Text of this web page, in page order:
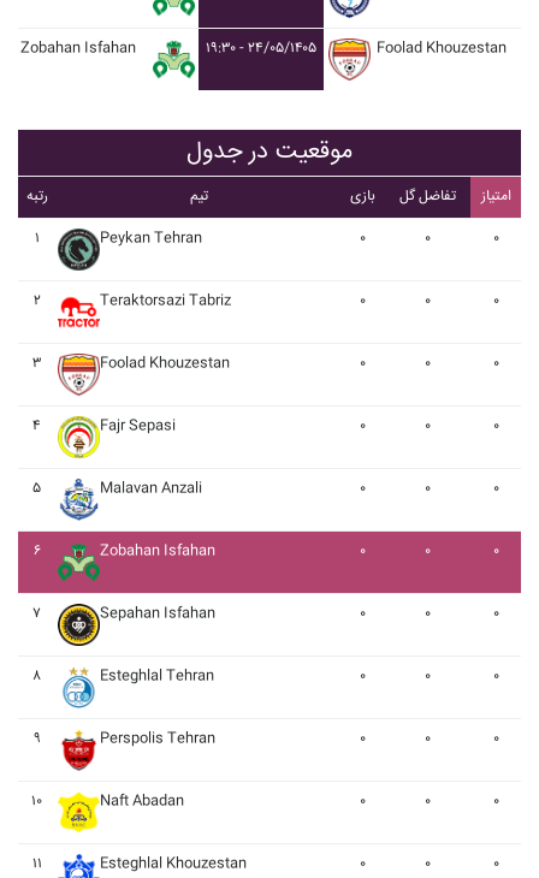
Zobahan Isfahan ۱۹:۳۰ - ۲۴/۰۵/۱۴۰۵ Foolad Khouzestan
موقعیت در جدول
رتبه تیم بازی تفاضل گل
امتیاز
۱
Peykan Tehran ۰ ۰ ۰
۲ Teraktorsazi Tabriz ۰ ۰ ۰
۳ Foolad Khouzestan ۰ ۰ ۰
۴ Fajr Sepasi ۰ ۰ ۰
۵ Malavan Anzali ۰ ۰ ۰
۶ Zobahan Isfahan ۰ ۰ ۰
۷ Sepahan Isfahan ۰ ۰ ۰
۸ Esteghlal Tehran ۰ ۰ ۰
۹ Perspolis Tehran ۰ ۰ ۰
۱۰ Naft Abadan ۰ ۰ ۰
۱۱ Esteghlal Khouzestan ۰ ۰ ۰